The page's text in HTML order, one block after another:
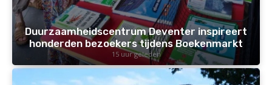
Duurzaamheidscentrum Deventer inspireert
honderden bezoekers tijdens Boekenmarkt
15 uur geleden